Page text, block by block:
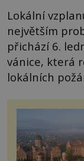
Lokální
největším
přichází 6.
vánice, která
lokálních